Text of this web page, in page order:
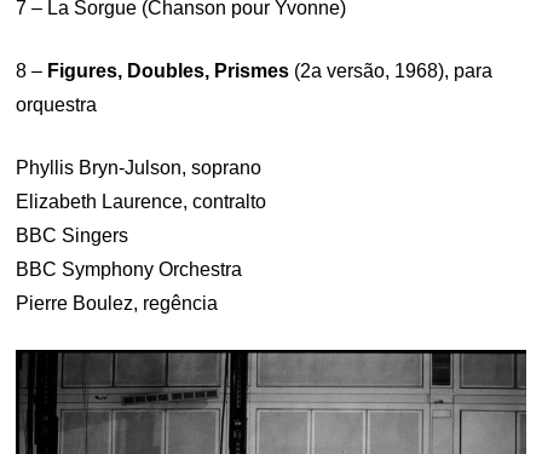
7 – La Sorgue (Chanson pour Yvonne)
8 – Figures, Doubles, Prismes (2a versão, 1968), para
orquestra
Phyllis Bryn-Julson, soprano
Elizabeth Laurence, contralto
BBC Singers
BBC Symphony Orchestra
Pierre Boulez, regência